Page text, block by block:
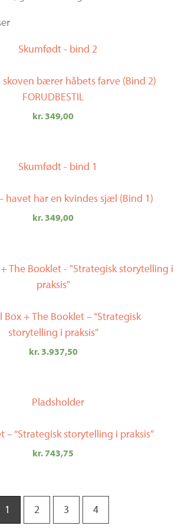
bærer håbets farve (Bind 2)
FORUDBESTIL
kr.349,00
havet har en kvindes sjæl (Bind 1)
kr.349,00
Box + The Booklet – “Strategisk
storytelling i praksis”
kr.3.937,50
– “Strategisk storytelling i praksis”
kr.743,75
1 2 3 4